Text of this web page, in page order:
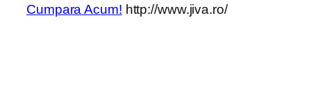
Cumpara Acum! http://www.jiva.ro/